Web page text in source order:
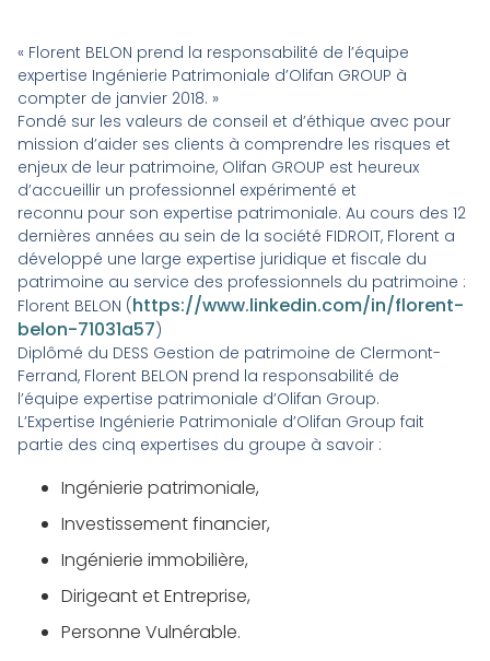
« Florent BELON prend la responsabilité de l’équipe
expertise Ingénierie Patrimoniale d’Olifan GROUP à
compter de janvier 2018. »
Fondé sur les valeurs de conseil et d’éthique avec pour
mission d’aider ses clients à comprendre les risques et
enjeux de leur patrimoine, Olifan GROUP est heureux
d’accueillir un professionnel expérimenté et
reconnu pour son expertise patrimoniale. Au cours des 12
dernières années au sein de la société FIDROIT, Florent a
développé une large expertise juridique et fiscale du
patrimoine au service des professionnels du patrimoine :
Florent BELON (https://www.linkedin.com/in/florent-
belon-71031a57)
Diplômé du DESS Gestion de patrimoine de Clermont-
Ferrand, Florent BELON prend la responsabilité de
l’équipe expertise patrimoniale d’Olifan Group.
L’Expertise Ingénierie Patrimoniale d’Olifan Group fait
partie des cinq expertises du groupe à savoir :
Ingénierie patrimoniale,
Investissement financier,
Ingénierie immobilière,
Dirigeantet Entreprise,
Personne Vulnérable.